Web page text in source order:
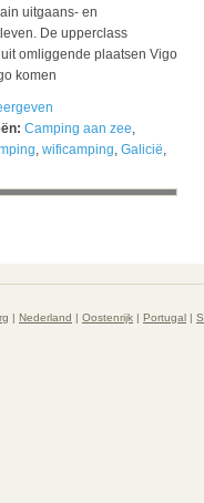
uitgaans- en
De upperclass
omliggende plaatsen Vigo
komen
Camping aan zee,
, wificamping, Galicië,
| Nederland | Oostenrijk | Portugal |